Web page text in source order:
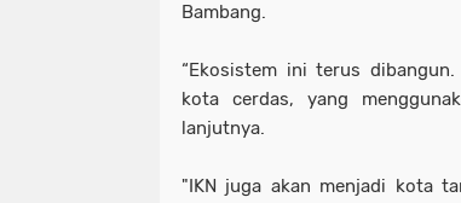
Bambang.
“Ekosistem ini terus
kota cerdas, yang
lanjutnya.
"IKN juga akan menjadi kota